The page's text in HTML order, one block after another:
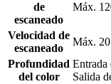
de
escaneado
Máx.
Velocidad de
escaneado
Máx.
Profundidad
del color
Entrada
Salida